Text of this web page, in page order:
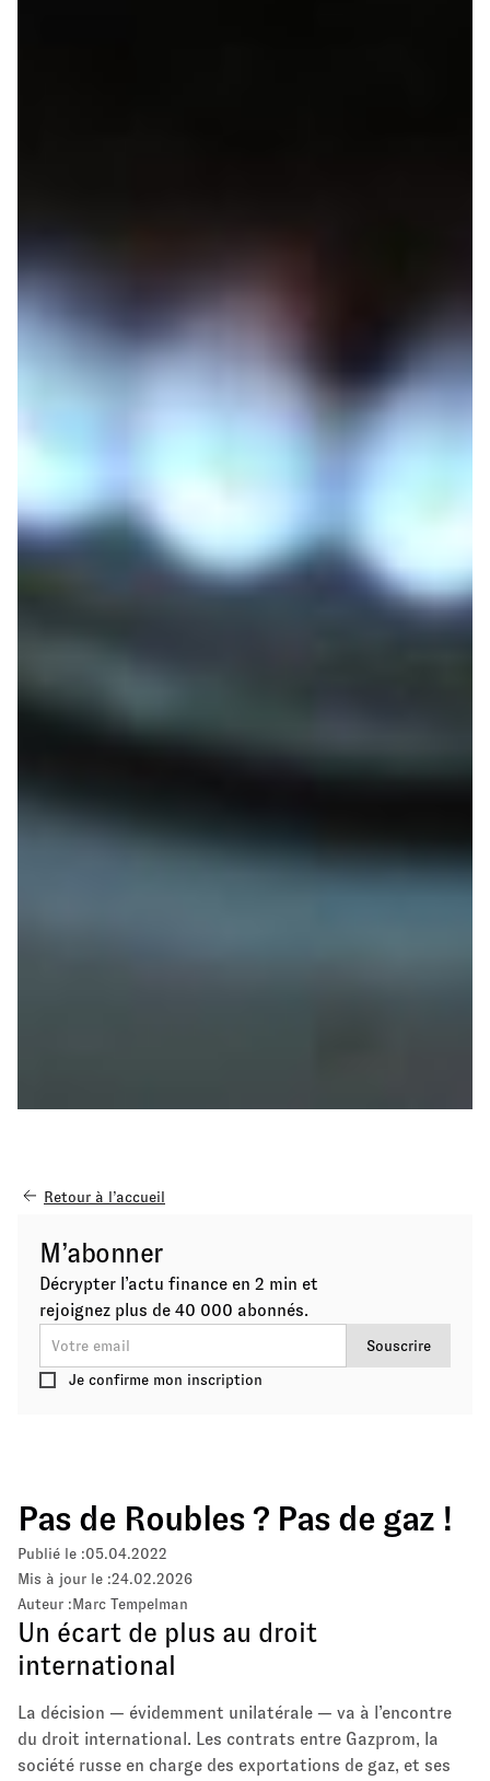
Retour à l’accueil
M’abonner
Décrypter l’actu finance en 2 min et
rejoignez plus de 40 000 abonnés.
Je confirme mon inscription
Pas de Roubles ? Pas de gaz !
Publié le :05.04.2022
Mis à jour le :24.02.2026
Auteur :Marc Tempelman
Un écart de plus au droit
international
La décision — évidemment unilatérale — va à l’encontre
du droit international. Les contrats entre Gazprom, la
société russe en charge des exportations de gaz, et ses